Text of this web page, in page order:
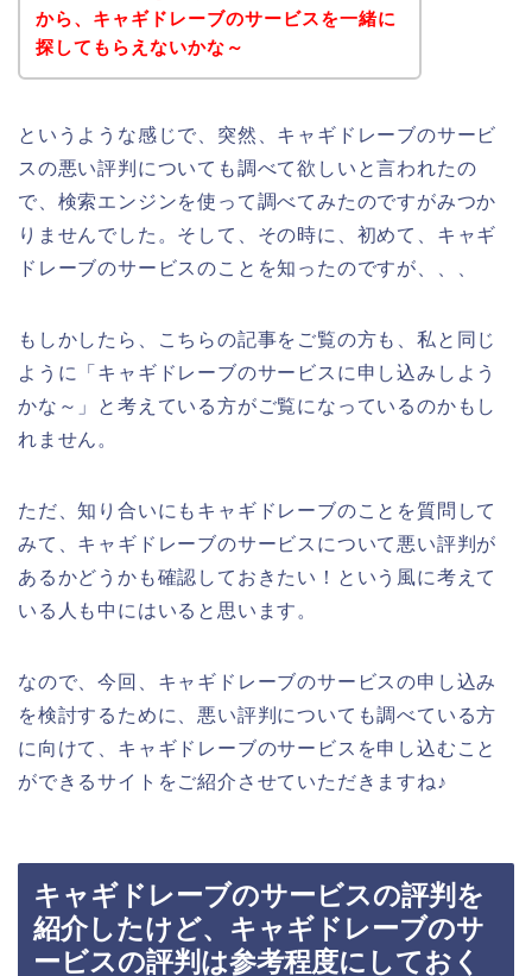
から、キャギドレーブのサービスを一緒に
探してもらえないかな～
というような感じで、突然、キャギドレーブのサービ
スの悪い評判についても調べて欲しいと言われたの
で、検索エンジンを使って調べてみたのですがみつか
りませんでした。そして、その時に、初めて、キャギ
ドレーブのサービスのことを知ったのですが、、、
もしかしたら、こちらの記事をご覧の方も、私と同じ
ように「キャギドレーブのサービスに申し込みしよう
かな～」と考えている方がご覧になっているのかもし
れません。
ただ、知り合いにもキャギドレーブのことを質問して
みて、キャギドレーブのサービスについて悪い評判が
あるかどうかも確認しておきたい！という風に考えて
いる人も中にはいると思います。
なので、今回、キャギドレーブのサービスの申し込み
を検討するために、悪い評判についても調べている方
に向けて、キャギドレーブのサービスを申し込むこと
ができるサイトをご紹介させていただきますね♪
キャギドレーブのサービスの評判を
紹介したけど、キャギドレーブのサ
ービスの評判は参考程度にしておく